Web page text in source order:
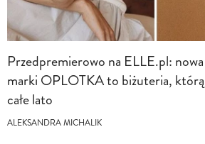
Przedpremierowo na ELLE.pl:
marki OPLOTKA to biżuteria,
całe lato
ALEKSANDRA MICHALIK